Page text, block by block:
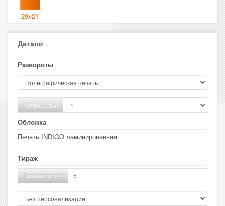
29x21
Детали
Развороты
Количество:
Обложка
Печать INDIGO ламинированная
Тираж
Экземпляров: